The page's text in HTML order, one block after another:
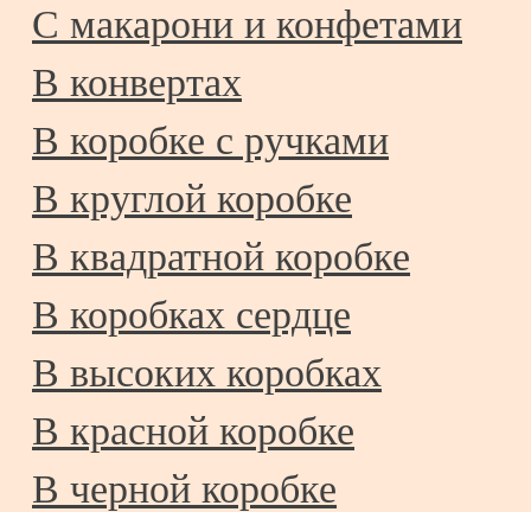
С макарони и конфетами
В конвертах
В коробке с ручками
В круглой коробке
В квадратной коробке
В коробках сердце
В высоких коробках
В красной коробке
В черной коробке